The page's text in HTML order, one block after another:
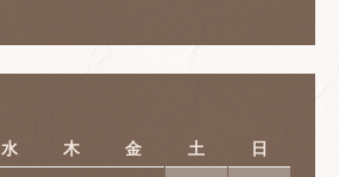
水 木 金 土 日